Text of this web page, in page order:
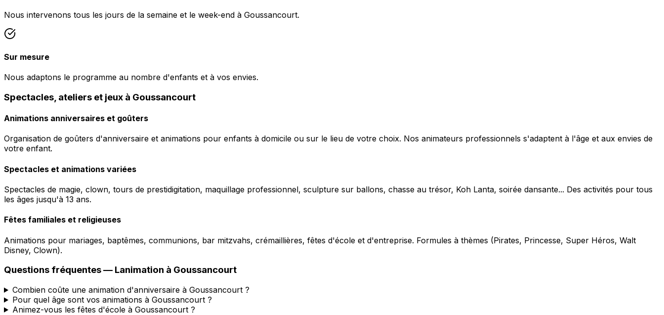
Nous intervenons tous les jours de la semaine et le week-end à Goussancourt.
Sur mesure
Nous adaptons le programme au nombre d'enfants et à vos envies.
Spectacles, ateliers et jeux à Goussancourt
Animations anniversaires et goûters
Organisation de goûters d'anniversaire et animations pour enfants à domicile ou sur le lieu de votre choix. Nos animateurs professionnels s'adaptent à l'âge et aux envies de
votre enfant.
Spectacles et animations variées
Spectacles de magie, clown, tours de prestidigitation, maquillage professionnel, sculpture sur ballons, chasse au trésor, Koh Lanta, soirée dansante... Des activités pour tous
les âges jusqu'à 13 ans.
Fêtes familiales et religieuses
Animations pour mariages, baptêmes, communions, bar mitzvahs, crémaillières, fêtes d'école et d'entreprise. Formules à thèmes (Pirates, Princesse, Super Héros, Walt
Disney, Clown).
Questions fréquentes — Lanimation à Goussancourt
Combien coûte une animation d'anniversaire à Goussancourt ?
Pour quel âge sont vos animations à Goussancourt ?
Animez-vous les fêtes d'école à Goussancourt ?